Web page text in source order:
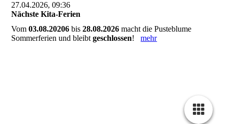
27.04.2026, 09:36
Nächste Kita-Ferien
Vom03.08.20206 bis28.08.2026 macht die Pusteblume
Sommerferien und bleibtgeschlossen!mehr